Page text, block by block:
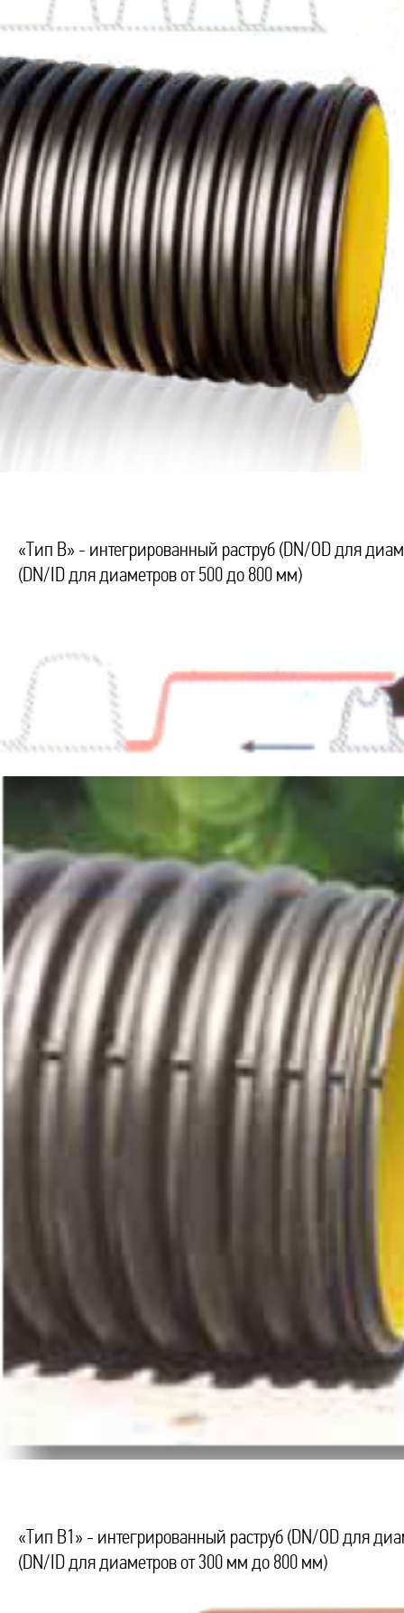
«Тип В» - интегрированный раструб (DN/OD для
(DN/ID для диаметров от 500 до 800 мм)
«Тип В1» - интегрированный раструб (DN/OD для
(DN/ID для диаметров от 300 мм до 800 мм)